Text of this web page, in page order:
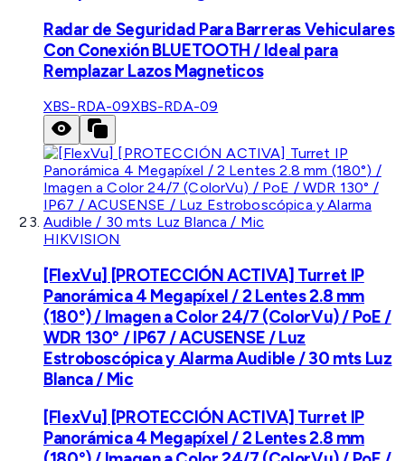
Radar de Seguridad Para Barreras Vehiculares
Con Conexión BLUETOOTH / Ideal para
Remplazar Lazos Magneticos
XBS-RDA-09XBS-RDA-09
HIKVISION
[FlexVu] [PROTECCIÓN ACTIVA] Turret IP
Panorámica 4 Megapíxel / 2 Lentes 2.8 mm
(180°) / Imagen a Color 24/7 (ColorVu) / PoE /
WDR 130° / IP67 / ACUSENSE / Luz
Estroboscópica y Alarma Audible / 30 mts Luz
Blanca / Mic
[FlexVu] [PROTECCIÓN ACTIVA] Turret IP
Panorámica 4 Megapíxel / 2 Lentes 2.8 mm